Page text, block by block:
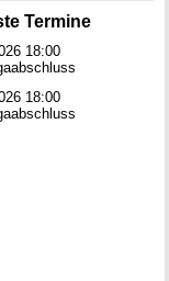
Termine
18:00
18:00